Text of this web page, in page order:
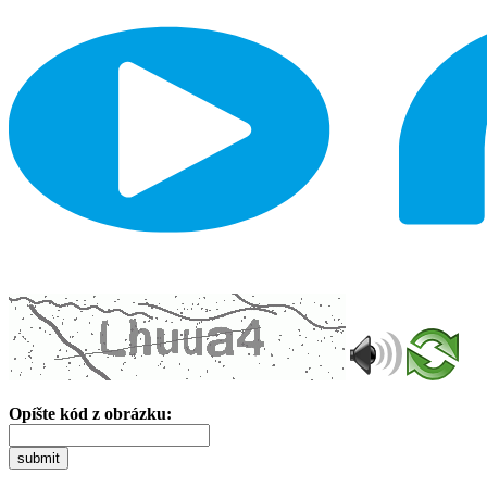
Opíšte kód z obrázku:
submit